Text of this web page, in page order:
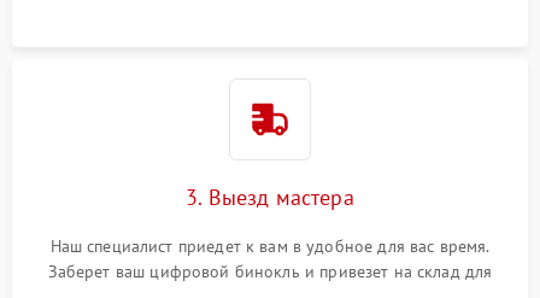
3. Выезд мастера
Наш специалист приедет к вам в удобное для вас время.
Заберет ваш цифровой бинокль и привезет на склад для